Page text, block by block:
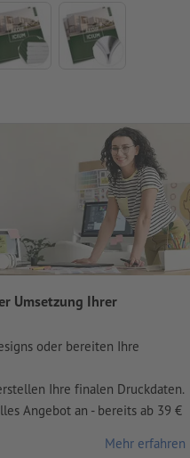
Umsetzung Ihrer
oder bereiten Ihre
Ihre finalen Druckdaten.
Angebot an - bereits ab 39 €
Mehr erfahren